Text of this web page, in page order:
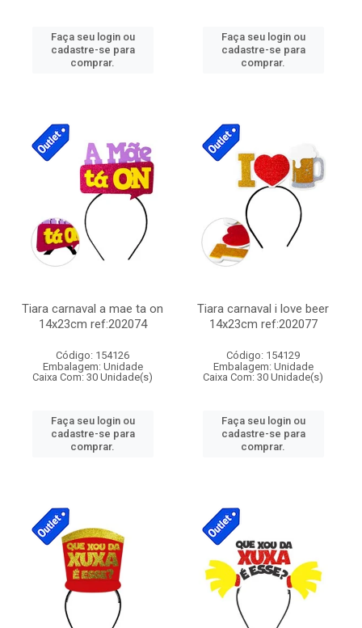
Faça seu login ou
cadastre-se para
comprar.
Faça seu login ou
cadastre-se para
comprar.
Tiara carnaval a mae ta on
14x23cm ref:202074
Código: 154126
Embalagem: Unidade
Caixa Com: 30 Unidade(s)
Faça seu login ou
cadastre-se para
comprar.
Tiara carnaval i love beer
14x23cm ref:202077
Código: 154129
Embalagem: Unidade
Caixa Com: 30 Unidade(s)
Faça seu login ou
cadastre-se para
comprar.